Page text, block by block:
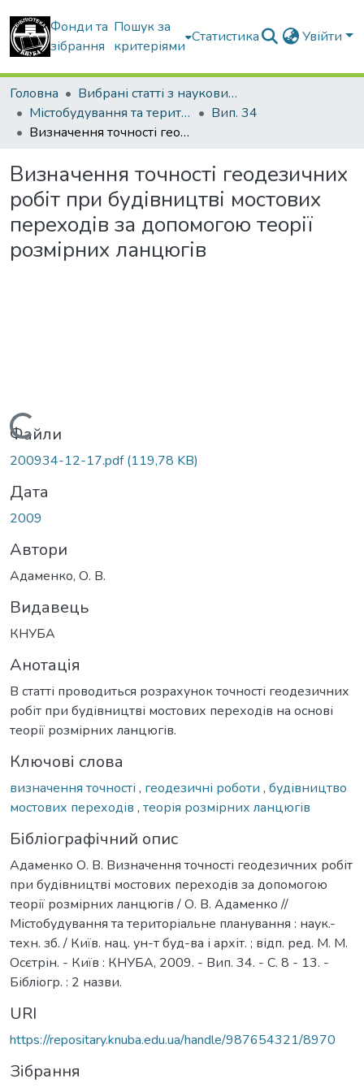
Фонди та
зібрання
Пошук за
критеріями
Статистика Увійти
Головна
Вибрані статті з наукових збірників КНУБА
Містобудування та територіальне планування
Вип. 34
Визначення точності геодезичних робіт при будівництві мостових переходів за допомогою теорії розмірних ланцюгів
Визначення точності геодезичних
робіт при будівництві мостових
переходів за допомогою теорії
розмірних ланцюгів
Вантажиться...
Файли
200934-12-17.pdf(119,78 KB)
Дата
2009
Автори
Адаменко, О. В.
Видавець
КНУБА
Анотація
В статті проводиться розрахунок точності геодезичних
робіт при будівництві мостових переходів на основі
теорії розмірних ланцюгів.
Ключові слова
визначення точності , геодезичні роботи , будівництво
мостових переходів , теорія розмірних ланцюгів
Бібліографічний опис
Адаменко О. В. Визначення точності геодезичних робіт
при будівництві мостових переходів за допомогою
теорії розмірних ланцюгів / О. В. Адаменко //
Містобудування та територіальне планування : наук.-
техн. зб. / Київ. нац. ун-т буд-ва і архіт. ; відп. ред. М. М.
Осєтрін. - Київ : КНУБА, 2009. - Вип. 34. - С. 8 - 13. -
Бібліогр. : 2 назви.
URI
https://repositary.knuba.edu.ua/handle/987654321/8970
Зібрання